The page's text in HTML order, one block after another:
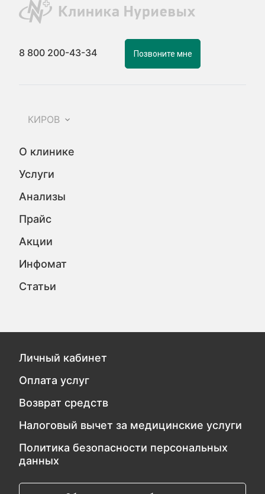
8 800 200-43-34 Позвоните мне
КИРОВ
О клинике
Услуги
Анализы
Прайс
Акции
Инфомат
Статьи
Личный кабинет
Оплата услуг
Возврат средств
Налоговый вычет за медицинские услуги
Политика безопасности персональных
данных